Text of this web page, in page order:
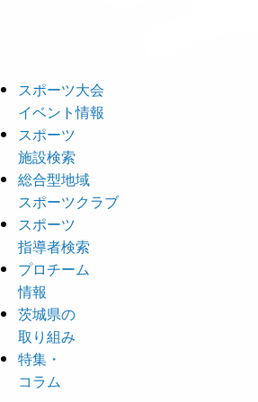
スポーツ大会
イベント情報
スポーツ
施設検索
総合型地域
スポーツクラブ
スポーツ
指導者検索
プロチーム
情報
茨城県の
取り組み
特集・
コラム